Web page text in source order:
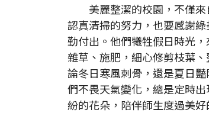
美麗整潔的校園，不僅來
認真清掃的努力，也要感謝
勤付出。他們犧牲假日時光
雜草、施肥，細心修剪枝葉
論冬日寒風刺骨，還是夏日
們不畏天氣變化，總是定時
紛的花朵，陪伴師生度過美好